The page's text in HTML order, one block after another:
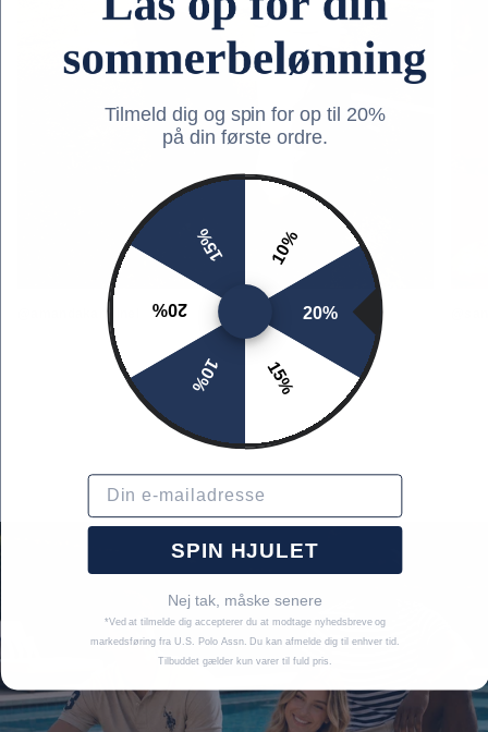
@amandakarolinel
Tilmeld dig og spin for op til 20%
på din første ordre.
10%
20%
15%
10%
20%
15%
Email
SPIN HJULET
Nej tak, måske senere
*Ved at tilmelde dig accepterer du at modtage nyhedsbreve og
markedsføring fra U.S. Polo Assn. Du kan afmelde dig til enhver tid.
Tilbuddet gælder kun varer til fuld pris.